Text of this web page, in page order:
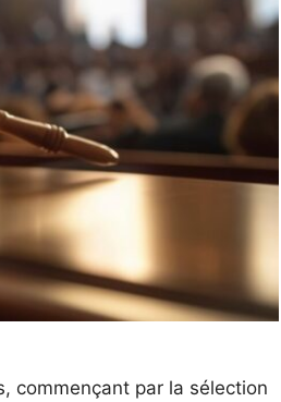
commençant par la sélection